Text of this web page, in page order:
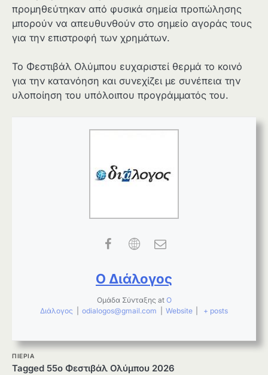
προμηθεύτηκαν από φυσικά σημεία προπώλησης
μπορούν να απευθυνθούν στο σημείο αγοράς τους
για την επιστροφή των χρημάτων.
Το Φεστιβάλ Ολύμπου ευχαριστεί θερμά το κοινό
για την κατανόηση και συνεχίζει με συνέπεια την
υλοποίηση του υπόλοιπου προγράμματός του.
Ο Διάλογος
Ομάδα Σύνταξης at Ο
Διάλογος
odialogos@gmail.com Website + posts
ΠΙΕΡΙΑ
Tagged 55ο Φεστιβάλ Ολύμπου 2026